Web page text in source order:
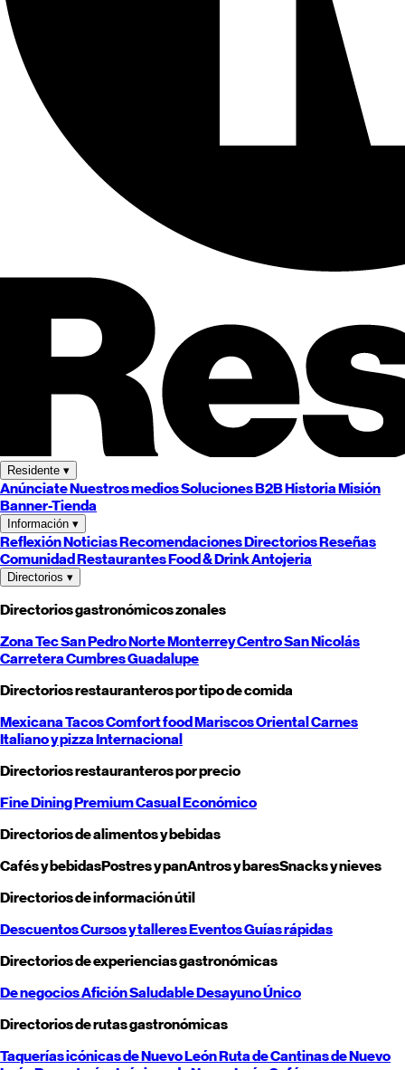
Residente ▾
AnúnciateNuestros mediosSoluciones B2BHistoriaMisión
Banner-Tienda
Información ▾
ReflexiónNoticiasRecomendacionesDirectoriosReseñas
ComunidadRestaurantesFood & DrinkAntojeria
Directorios ▾
Directorios gastronómicos zonales
Zona TecSan PedroNorteMonterreyCentroSan Nicolás
CarreteraCumbresGuadalupe
Directorios restauranteros por tipo de comida
MexicanaTacosComfort foodMariscosOrientalCarnes
Italiano y pizzaInternacional
Directorios restauranteros por precio
Fine DiningPremiumCasualEconómico
Directorios de alimentos y bebidas
Cafés y bebidasPostres y panAntros y baresSnacks y nieves
Directorios de información útil
DescuentosCursos y talleresEventosGuías rápidas
Directorios de experiencias gastronómicas
De negociosAficiónSaludableDesayunoÚnico
Directorios de rutas gastronómicas
Taquerías icónicas deNuevo LeónRuta de Cantinas deNuevo